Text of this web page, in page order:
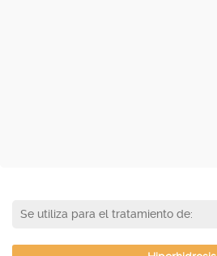
Se utiliza para el tratamiento de: